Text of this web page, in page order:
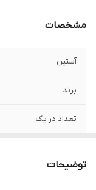
مشخصات
آستین
برند
تعداد در پک
توضیحات